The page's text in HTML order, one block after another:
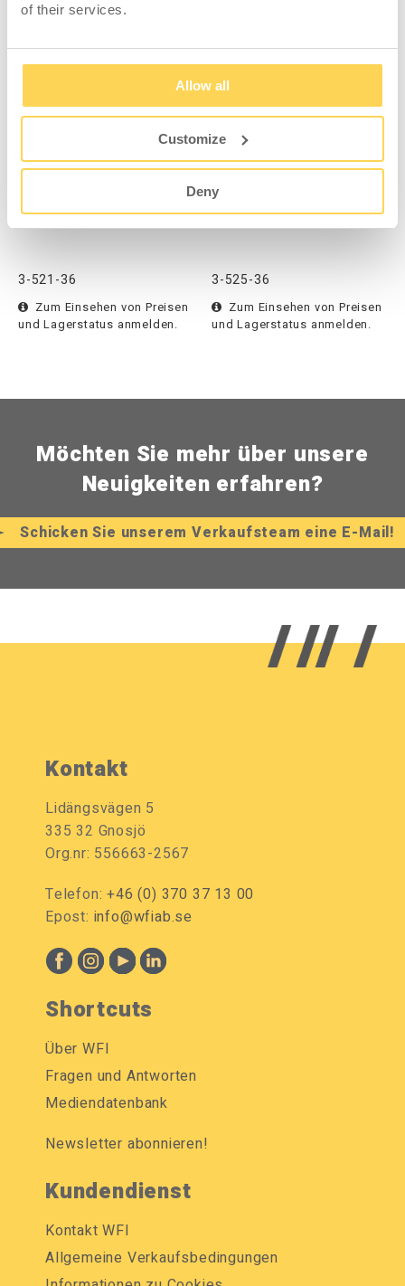
of their services.
Allow all
Customize
Deny
Zum Einsehen von Preisen
und Lagerstatus anmelden.
Zum Einsehen von Preisen
Grau NCS S 6502-B
3-521-36
Zum Einsehen von Preisen
und Lagerstatus anmelden.
Sichtlagerkästenschiene
900 Grau NCS S 6502-B
3-525-36
Zum Einsehen von Preisen
und Lagerstatus anmelden.
Möchten Sie mehr über unsere
Neuigkeiten erfahren?
Schicken Sie unserem Verkaufsteam eine E-Mail!
Kontakt
Lidängsvägen 5
335 32 Gnosjö
Org.nr: 556663-2567
Telefon:+46 (0) 370 37 13 00
Epost: info@wfiab.se
Shortcuts
Über WFI
Fragen und Antworten
Mediendatenbank
Newsletter abonnieren!
Kundendienst
Kontakt WFI
Allgemeine Verkaufsbedingungen